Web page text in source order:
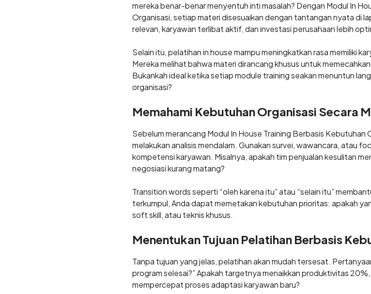
mereka benar-benar menyentuh inti masalah? Dengan Modul In
Organisasi, setiap materi disesuaikan dengan tantangan nyata di
relevan, karyawan terlibat aktif, dan investasi perusahaan lebih
Selain itu, pelatihan in house mampu meningkatkan rasa memiliki
Mereka melihat bahwa materi dirancang khusus untuk
Bukankah ideal ketika setiap module training seakan menuntun
organisasi?
Memahami Kebutuhan Organisasi Secara
Sebelum merancang Modul In House Training Berbasis Kebutuhan
melakukan analisis mendalam. Gunakan survei, wawancara, atau
kompetensi karyawan. Misalnya, apakah tim penjualan kesulitan
negosiasi kurang matang?
Transition words seperti “oleh karena itu” atau “selain itu”
terkumpul, Anda dapat memetakan kebutuhan prioritas: apakah
soft skill, atau teknis khusus.
Menentukan Tujuan Pelatihan Berbasis
Tanpa tujuan yang jelas, pelatihan akan mudah tersesat.
program selesai?” Apakah targetnya menaikkan produktivitas
mempercepat proses adaptasi karyawan baru?